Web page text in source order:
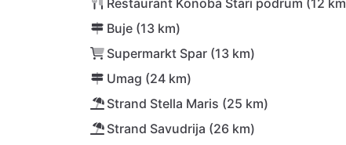
Restaurant Konoba Stari podrum (12
Buje (13 km)
Supermarkt Spar (13 km)
Umag (24 km)
Strand Stella Maris (25 km)
Strand Savudrija (26 km)